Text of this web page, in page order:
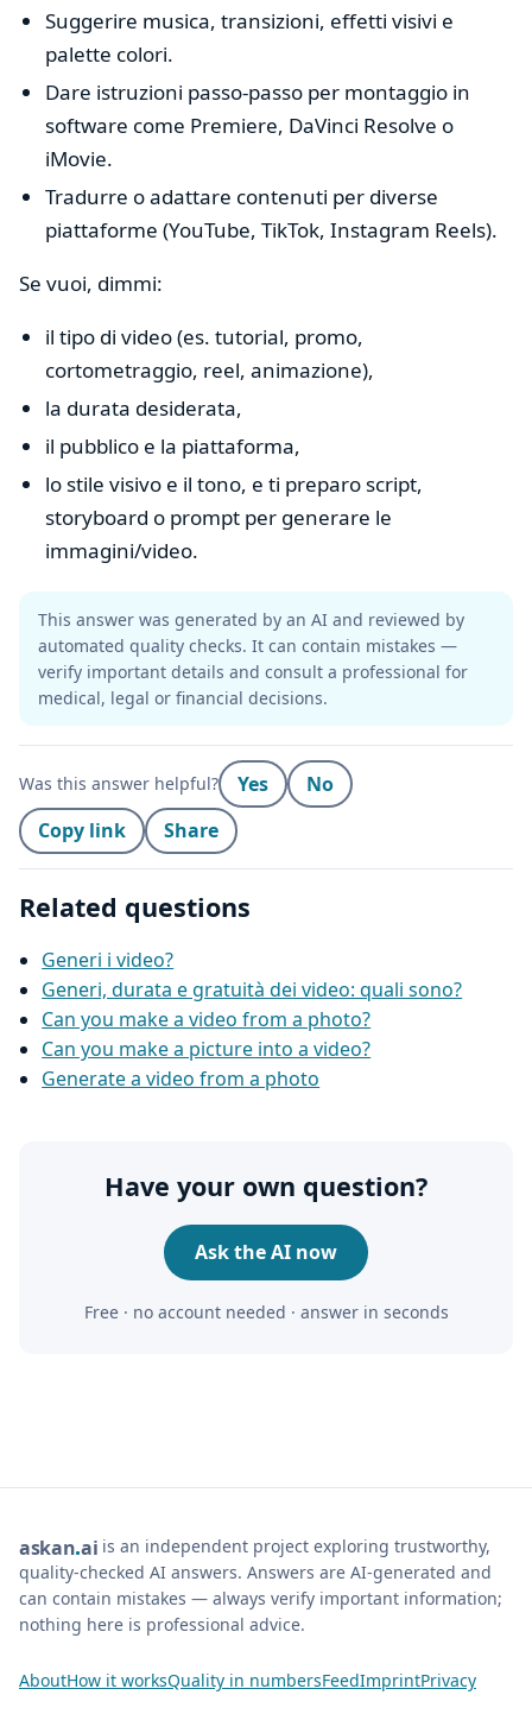
Suggerire musica, transizioni, effetti visivi e
palette colori.
Dare istruzioni passo‑passo per montaggio in
software come Premiere, DaVinci Resolve o
iMovie.
Tradurre o adattare contenuti per diverse
piattaforme (YouTube, TikTok, Instagram Reels).
Se vuoi, dimmi:
il tipo di video (es. tutorial, promo,
cortometraggio, reel, animazione),
la durata desiderata,
il pubblico e la piattaforma,
lo stile visivo e il tono, e ti preparo script,
storyboard o prompt per generare le
immagini/video.
This answer was generated by an AI and reviewed by
automated quality checks. It can contain mistakes —
verify important details and consult a professional for
medical, legal or financial decisions.
Was this answer helpful? Yes
No
Copy link
Share
Related questions
Generi i video?
Generi, durata e gratuità dei video: quali sono?
Can you make a video from a photo?
Can you make a picture into a video?
Generate a video from a photo
Have your own question?
Ask the AI now
Free · no account needed · answer in seconds
askan ai is an independent project exploring trustworthy,
quality-checked AI answers. Answers are AI-generated and
can contain mistakes — always verify important information;
nothing here is professional advice.
AboutHow it worksQuality in numbersFeedImprintPrivacy